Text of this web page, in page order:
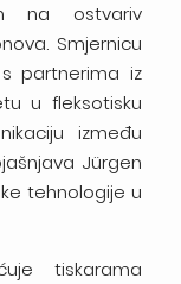
na ostvariv
Smjernicu
partnerima iz
u fleksotisku
između
Jürgen
tehnologije u
tiskarama